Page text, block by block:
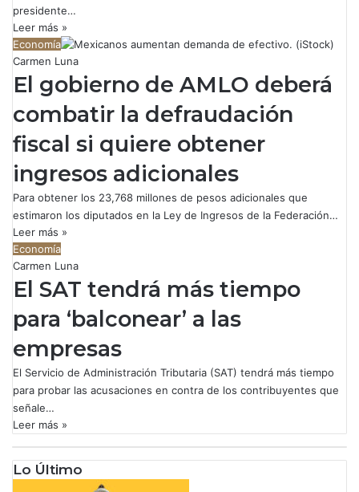
presidente…
Leer más »
Economía
Carmen Luna
El gobierno de AMLO deberá
combatir la defraudación
fiscal si quiere obtener
ingresos adicionales
Para obtener los 23,768 millones de pesos adicionales que
estimaron los diputados en la Ley de Ingresos de la Federación…
Leer más »
Economía
Carmen Luna
El SAT tendrá más tiempo
para ‘balconear’ a las
empresas
El Servicio de Administración Tributaria (SAT) tendrá más tiempo
para probar las acusaciones en contra de los contribuyentes que
señale…
Leer más »
Lo Último